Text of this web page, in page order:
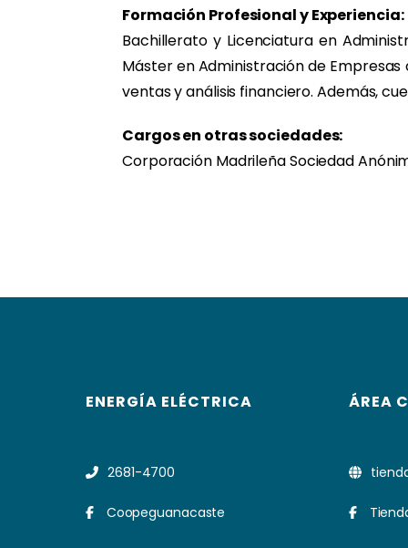
Marco de referencia Bono Verdes
Resumen de cumplimiento
Formación Profesional y Experiencia:
Bachillerato y Licenciatura en
Máster en Administración de
ventas y análisis financiero. Además,
Cargos en otras sociedades:
Corporación Madrileña Sociedad
ENERGÍA ELÉCTRICA
2681-4700
Coopeguanacaste
ÁREA